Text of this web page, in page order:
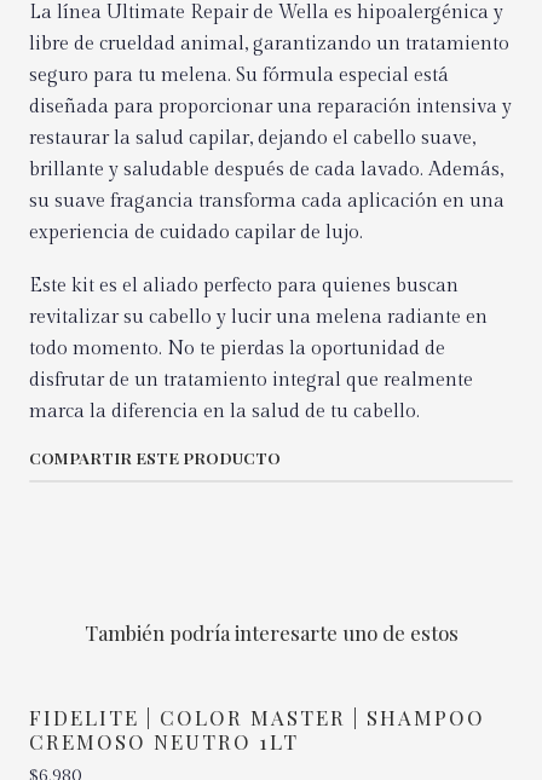
La línea Ultimate Repair de Wella es hipoalergénica y
libre de crueldad animal, garantizando un tratamiento
seguro para tu melena. Su fórmula especial está
diseñada para proporcionar una reparación intensiva y
restaurar la salud capilar, dejando el cabello suave,
brillante y saludable después de cada lavado. Además,
su suave fragancia transforma cada aplicación en una
experiencia de cuidado capilar de lujo.
Este kit es el aliado perfecto para quienes buscan
revitalizar su cabello y lucir una melena radiante en
todo momento. No te pierdas la oportunidad de
disfrutar de un tratamiento integral que realmente
marca la diferencia en la salud de tu cabello.
COMPARTIR ESTE PRODUCTO
También podría interesarte uno de estos
FIDELITE | COLOR MASTER | SHAMPOO
CREMOSO NEUTRO 1LT
$6.980